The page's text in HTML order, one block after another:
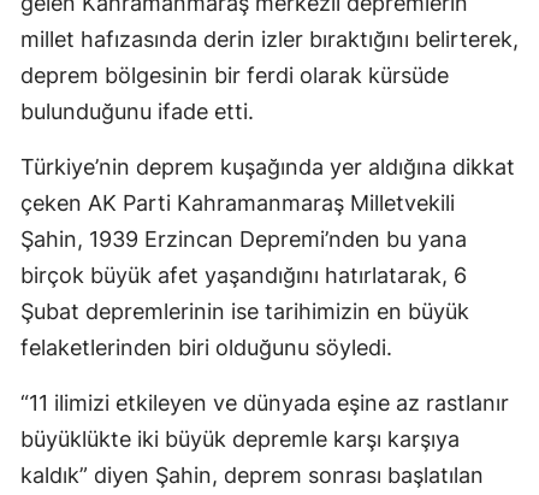
millet hafızasında derin izler bıraktığını belirterek,
deprem bölgesinin bir ferdi olarak kürsüde
bulunduğunu ifade etti.
Türkiye’nin deprem kuşağında yer aldığına dikkat
çeken AK Parti Kahramanmaraş Milletvekili
Şahin, 1939 Erzincan Depremi’nden bu yana
birçok büyük afet yaşandığını hatırlatarak, 6
Şubat depremlerinin ise tarihimizin en büyük
felaketlerinden biri olduğunu söyledi.
“11 ilimizi etkileyen ve dünyada eşine az rastlanır
büyüklükte iki büyük depremle karşı karşıya
kaldık” diyen Şahin, deprem sonrası başlatılan